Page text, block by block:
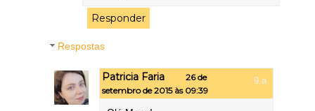
Responder
Respostas
Patricia Faria
26 de
setembro de 2015 às 09:39